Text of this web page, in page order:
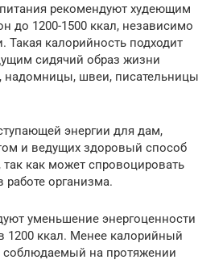
рекомендуют худеющим
до 1200-1500 ккал, независимо
Такая калорийность подходит
сидячий образ жизни
надомницы, швеи, писательницы
энергии для дам,
и ведущих здоровый способ
как может спровоцировать
организма.
уменьшение энергоценности
1200 ккал. Менее калорийный
на протяжении